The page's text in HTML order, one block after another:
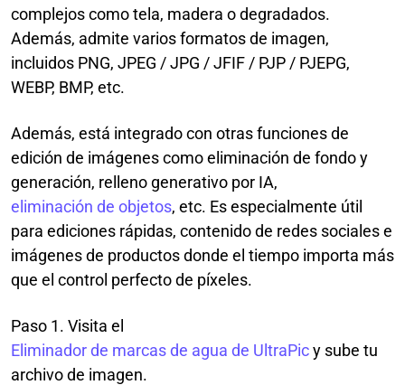
complejos como tela, madera o degradados.
Además, admite varios formatos de imagen,
incluidos PNG, JPEG / JPG / JFIF / PJP / PJEPG,
WEBP, BMP, etc.
Además, está integrado con otras funciones de
edición de imágenes como eliminación de fondo y
generación, relleno generativo por IA,
eliminación de objetos, etc. Es especialmente útil
para ediciones rápidas, contenido de redes sociales e
imágenes de productos donde el tiempo importa más
que el control perfecto de píxeles.
Paso 1. Visita el
Eliminador de marcas de agua de UltraPicy sube tu
archivo de imagen.